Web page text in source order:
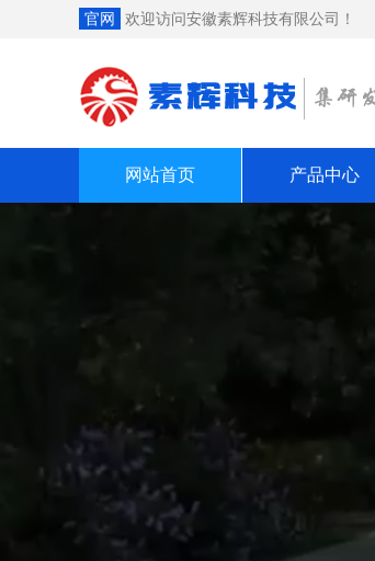
官网 欢迎访问安徽素辉科技有限公司！
网站首页 产品中心